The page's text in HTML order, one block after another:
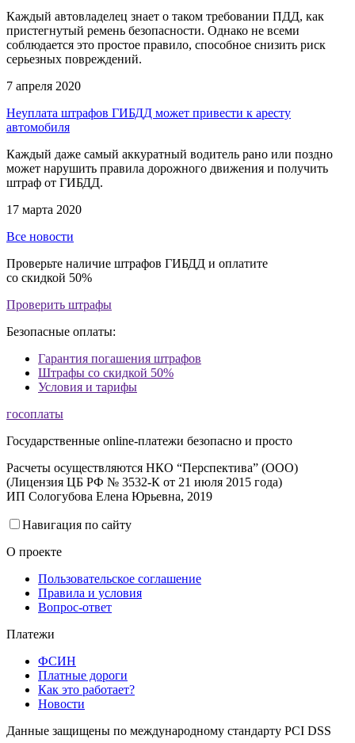
Каждый автовладелец знает о таком требовании ПДД, как
пристегнутый ремень безопасности. Однако не всеми
соблюдается это простое правило, способное снизить риск
серьезных повреждений.
7 апреля 2020
Неуплата штрафов ГИБДД может привести к аресту
автомобиля
Каждый даже самый аккуратный водитель рано или поздно
может нарушить правила дорожного движения и получить
штраф от ГИБДД.
17 марта 2020
Все новости
Проверьте наличие штрафов ГИБДД и оплатите
со скидкой 50%
Проверить штрафы
Безопасные оплаты:
Гарантия погашения штрафов
Штрафы со скидкой 50%
Условия и тарифы
госоплаты
Государственные online-платежи безопасно и просто
Расчеты осуществляются НКО “Перспектива” (ООО)
(Лицензия ЦБ РФ № 3532-К от 21 июля 2015 года)
ИП Сологубова Елена Юрьевна, 2019
Навигация по сайту
О проекте
Пользовательское соглашение
Правила и условия
Вопрос-ответ
Платежи
ФСИН
Платные дороги
Как это работает?
Новости
Данные защищены по международному стандарту PCI DSS